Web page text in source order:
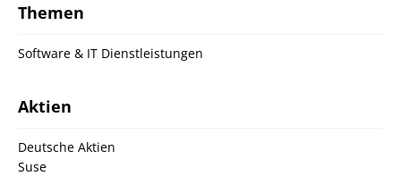
Themen
Software & IT Dienstleistungen
Aktien
Deutsche Aktien
Suse